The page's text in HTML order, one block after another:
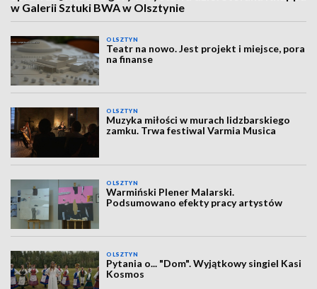
w Galerii Sztuki BWA w Olsztynie
OLSZTYN
Teatr na nowo. Jest projekt i miejsce, pora
na finanse
OLSZTYN
Muzyka miłości w murach lidzbarskiego
zamku. Trwa festiwal Varmia Musica
OLSZTYN
Warmiński Plener Malarski.
Podsumowano efekty pracy artystów
OLSZTYN
Pytania o... "Dom". Wyjątkowy singiel Kasi
Kosmos